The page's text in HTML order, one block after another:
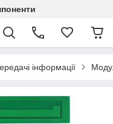
інформації